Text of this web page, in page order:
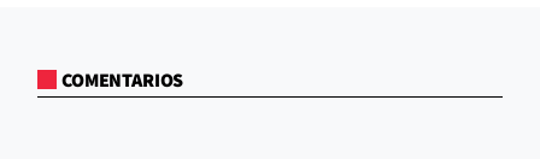
COMENTARIOS